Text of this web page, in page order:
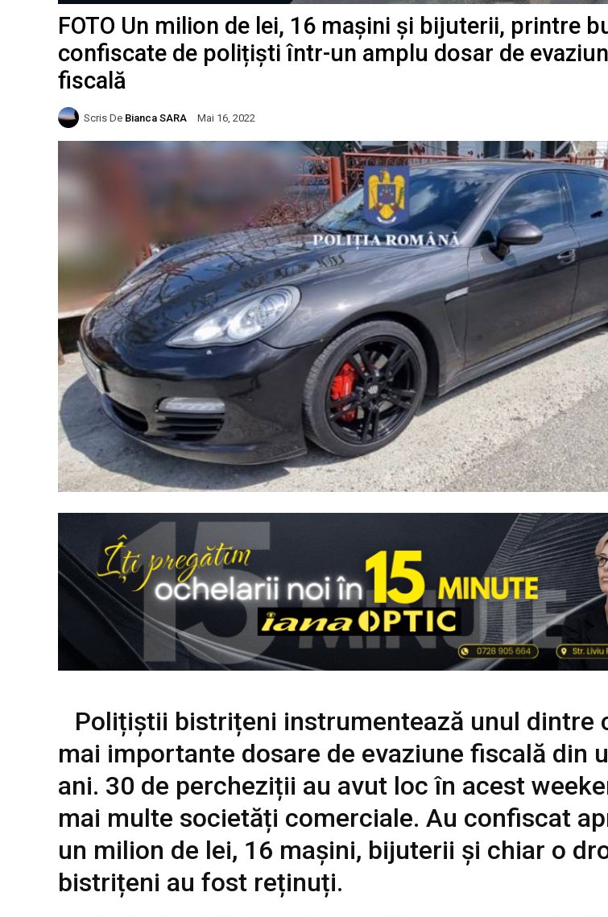
FOTO Un milion de lei, 16 mașini și bijuterii, printre
confiscate de polițiști într-un amplu dosar de
fiscală
Scris De Bianca SARA Mai 16, 2022
Polițiștii bistrițeni instrumentează unul dintre
mai importante dosare de evaziune fiscală din
ani. 30 de percheziții au avut loc în acest
mai multe societăți comerciale. Au confiscat
un milion de lei, 16 mașini, bijuterii și chiar o
bistrițeni au fost reținuți.